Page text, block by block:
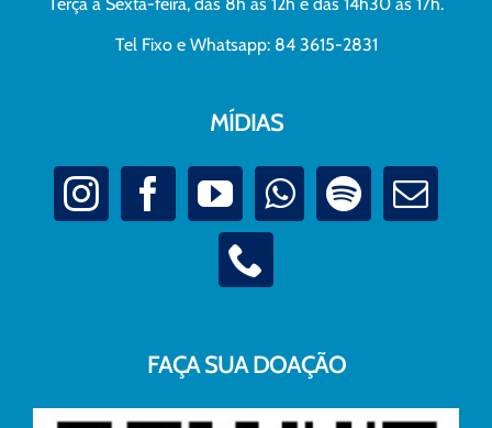
Terça à Sexta-feira, das 8h às 12h e das 14h30 às 17h.
Tel Fixo e Whatsapp: 84 3615-2831
MÍDIAS
FAÇA SUA DOAÇÃO